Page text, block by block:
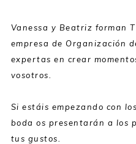
Vanessa y Beatriz forman
empresa de Organización
expertas en crear
vosotros.
Si estáis empezando con
boda os presentarán a los
tus gustos.